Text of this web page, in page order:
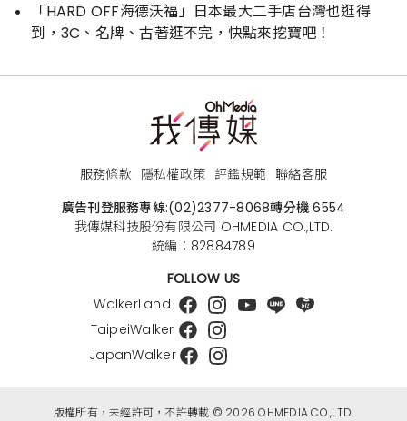
「HARD OFF海德沃福」日本最大二手店台灣也逛得
到，3C、名牌、古著逛不完，快點來挖寶吧！
服務條款 隱私權政策 評鑑規範 聯絡客服
廣告刊登服務專線:(02)2377-8068轉分機 6554
我傳媒科技股份有限公司 OHMEDIA CO.,LTD.
統編：82884789
FOLLOW US
WalkerLand
TaipeiWalker
JapanWalker
版權所有，未經許可，不許轉載 © 2026 OHMEDIA CO.,LTD.